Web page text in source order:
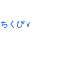
くびｖ